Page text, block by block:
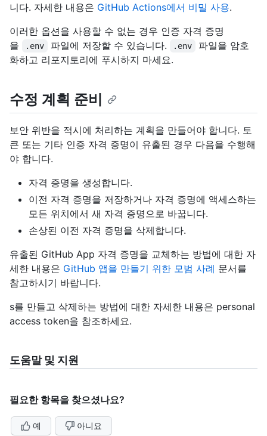
니다. 자세한 내용은 GitHub Actions에서 비밀 사용.
이러한 옵션을 사용할 수 없는 경우 인증 자격 증명
을
.env 파일에 저장할 수 있습니다. .env
파일을 암호
화하고 리포지토리에 푸시하지 마세요.
수정 계획 준비
보안 위반을 적시에 처리하는 계획을 만들어야 합니다. 토
큰 또는 기타 인증 자격 증명이 유출된 경우 다음을 수행해
야 합니다.
자격 증명을 생성합니다.
이전 자격 증명을 저장하거나 자격 증명에 액세스하는
모든 위치에서 새 자격 증명으로 바꿉니다.
손상된 이전 자격 증명을 삭제합니다.
유출된 GitHub App 자격 증명을 교체하는 방법에 대한 자
세한 내용은 GitHub 앱을 만들기 위한 모범 사례 문서를
참고하시기 바랍니다.
s를 만들고 삭제하는 방법에 대한 자세한 내용은 personal
access token을 참조하세요.
도움말 및 지원
필요한 항목을 찾으셨나요?
예 아니요